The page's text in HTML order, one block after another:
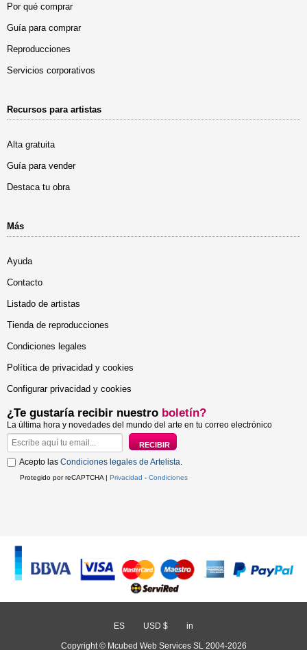
Por qué comprar
Guía para comprar
Reproducciones
Servicios corporativos
Recursos para artistas
Alta gratuita
Guía para vender
Destaca tu obra
Más
Ayuda
Contacto
Listado de artistas
Tienda de reproducciones
Condiciones legales
Política de privacidad y cookies
Configurar privacidad y cookies
¿Te gustaría recibir nuestro boletín?
La última hora y novedades del mundo del arte en tu correo electrónico
Acepto las Condiciones legales de Artelista
Protegido por reCAPTCHA | Privacidad - Condiciones
ES USD $ in
Copyright © Mcubed Web Services SL 2004-2026